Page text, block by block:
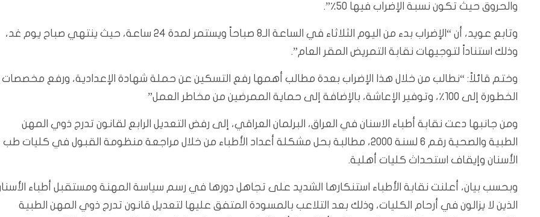
والحروق حيث تكون نسبة الإضراب فيها 50٪”.
وتابع عويد، أن “الإضراب بدء من اليوم الثلاثاء في الساعة الـ8 صباحاً ويستمر لمدة 24 ساعة، حيث ينتهي صباح يوم غد،
وذلك استناداً لتوجيهات نقابة التمريض المقر العام”.
وختم قائلاً: “نطالب من خلال هذا الإضراب بعدة مطالب أهمها رفع التسكين عن حملة شهادة الإعدادية، ورفع مخصصات
الخطورة إلى 100٪، وتوفير الإعاشة، بالإضافة إلى حماية الممرضين من مخاطر العمل”
ومن جانبها دعت نقابة أطباء الاسنان في العراق، البرلمان العراقي، إلى رفض التعديل الرابع لقانون تدرج ذوي المهن
الطبية والصحية رقم 6 لسنة 2000، مطالبة بحل مشكلة أعداد الأطباء من خلال مراجعة منظومة القبول في كليات طب
الأسنان وإيقاف استحداث كليات أهلية.
وبحسب بيان، أعلنت نقابة الأطباء استنكارها الشديد على تجاهل دورها في رسم سياسة المهنة ومستقبل أطباء
الذين لا يزالون في أرحام الكليات، وذلك بعد التلاعب بالمسودة المتفق عليها لتعديل قانون تدرج ذوي المهن الطبية